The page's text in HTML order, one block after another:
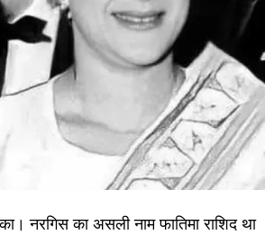
नरगिस का असली नाम फातिमा राशिद था